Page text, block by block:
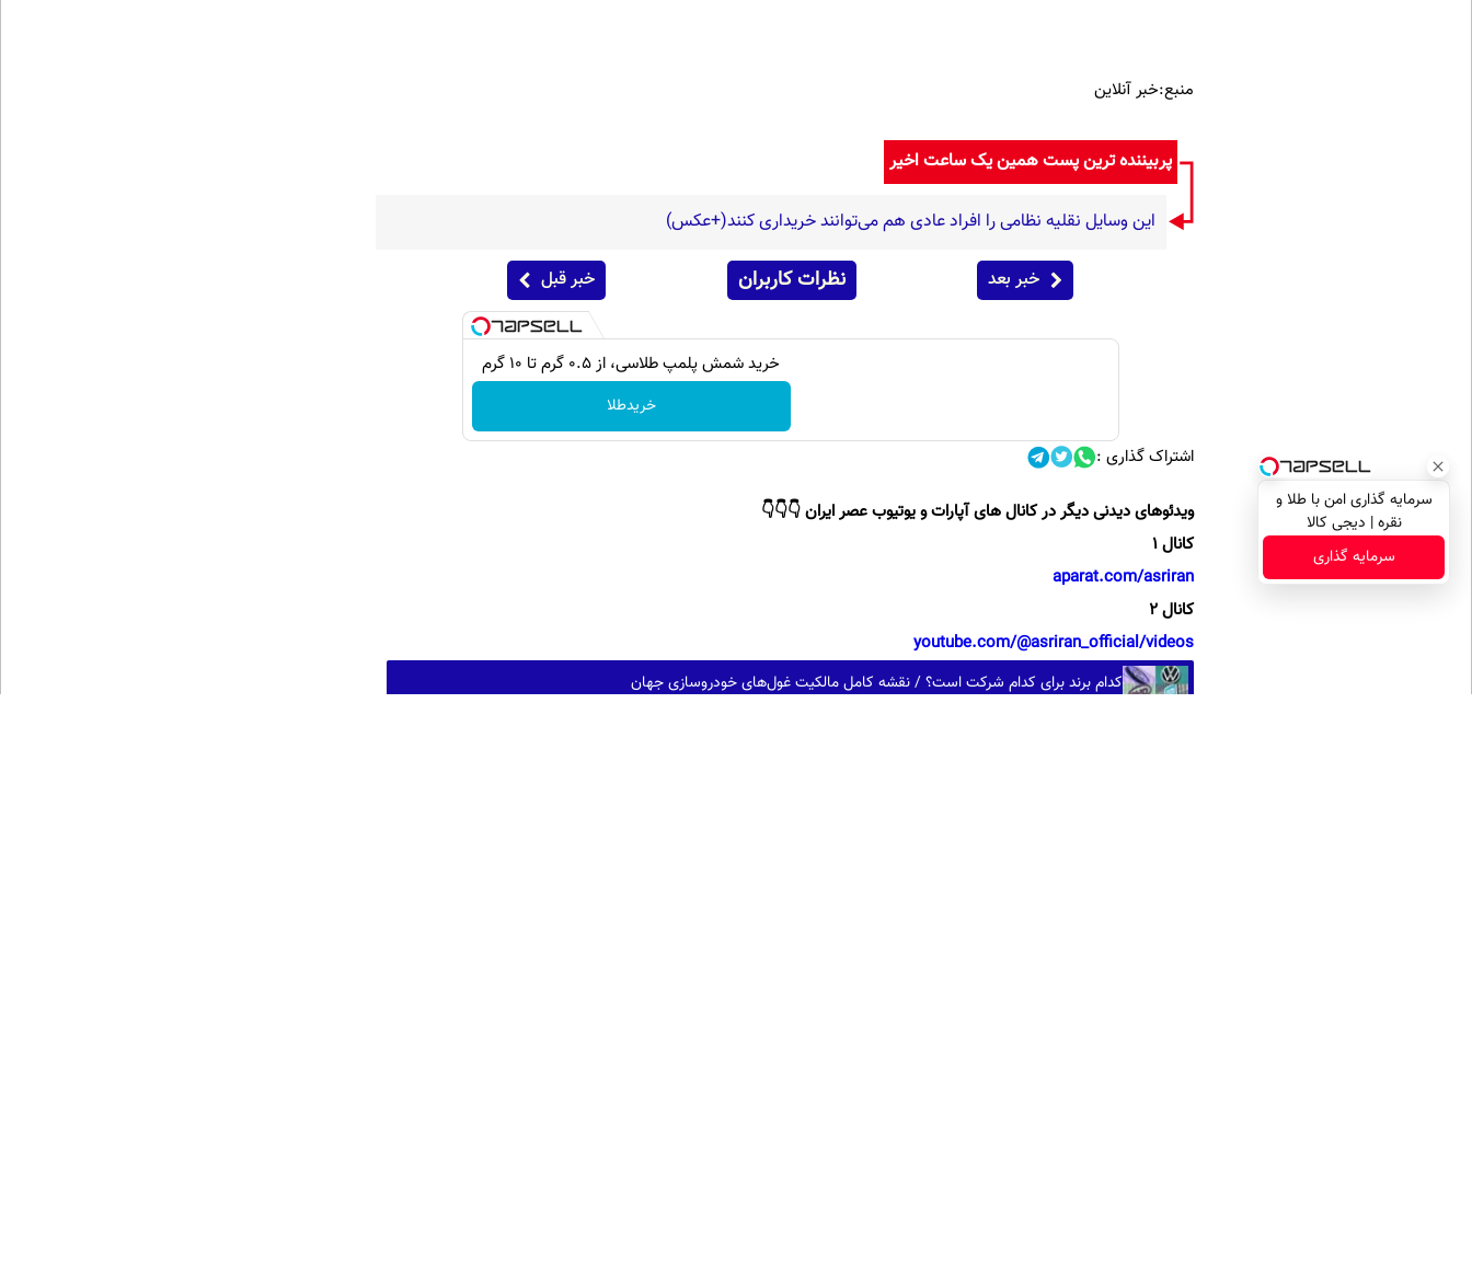
منبع:خبر آنلاین
پربیننده ترین پست همین یک ساعت اخیر
این وسایل نقلیه نظامی را افراد عادی هم می‌توانند خریداری کنند(+عکس)
خبر بعد نظرات کاربران خبر قبل
خرید شمش پلمپ طلاسی، از ۰.۵ گرم تا ۱۰ گرم
خریدطلا
اشتراک گذاری :
ویدئوهای دیدنی دیگر در کانال های آپارات و یوتیوب عصر ایران 👇👇👇
کانال 1
aparat.com/asriran
کانال 2
youtube.com/@asriran_official/videos
کدام برند برای کدام شرکت است؟ / نقشه کامل مالکیت غول‌های خودروسازی جهان
سرمایه گذاری امن با طلا و
نقره | دیجی کالا
سرمایه گذاری